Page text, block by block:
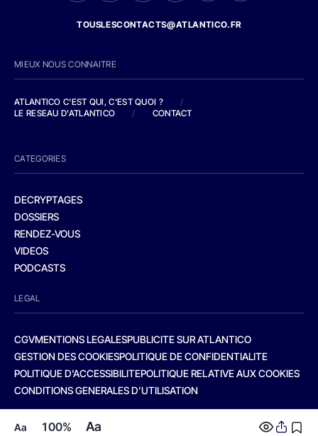
Aa 100% Aa
TOUSLESCONTACTS@ATLANTICO.FR
MIEUX NOUS CONNAITRE
ATLANTICO C'EST QUI, C'EST QUOI ?
/
LE RESEAU D'ATLANTICO
/ CONTACT
CATEGORIES
DECRYPTAGES
DOSSIERS
RENDEZ-VOUS
VIDEOS
PODCASTS
LEGAL
CGVMENTIONS LEGALESPUBLICITE SUR ATLANTICO
GESTION DES COOKIESPOLITIQUE DE CONFIDENTIALITE
POLITIQUE D’ACCESSIBILITEPOLITIQUE RELATIVE AUX COOKIES
CONDITIONS GENERALES D’UTILISATION